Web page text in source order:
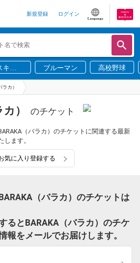
新規登録 ログイン
Language
キニ
ブルーマン 高校野球
カ）
） のチケット
（バラカ）のチケットに関連する最新
します。
気に入り登録する
（バラカ）のチケットは
るとBARAKA（バラカ）のチケ
報をメールでお届けします。